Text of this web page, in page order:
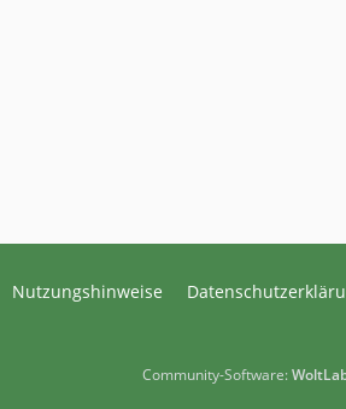
Nutzungshinweise
Community-Software: